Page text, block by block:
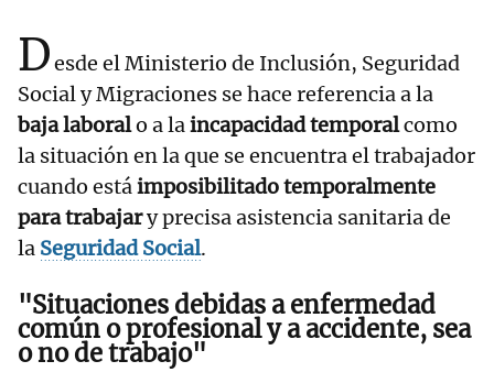
Desde el Ministerio de Inclusión, Seguridad
Social y Migraciones se hace referencia a la
baja laboralo a laincapacidad temporalcomo
la situación en la que se encuentra el trabajador
cuando estáimposibilitado temporalmente
para trabajary precisa asistencia sanitaria de
la Seguridad Social.
"Situaciones debidas a enfermedad
común o profesional y a accidente, sea
o no de trabajo"